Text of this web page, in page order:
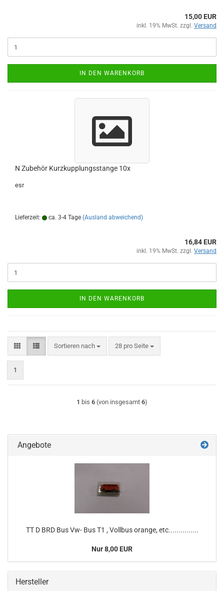
15,00 EUR
inkl. 19% MwSt. zzgl. Versand
IN DEN WARENKORB
N Zubehör Kurzkupplungsstange 10x
esr
Lieferzeit: ca. 3-4 Tage (Ausland abweichend)
16,84 EUR
inkl. 19% MwSt. zzgl. Versand
IN DEN WARENKORB
Sortieren nach
Sortieren nach 28 pro Seite
pro Seite
1
1 bis 6 (von insgesamt 6)
Angebote
TT D BRD Bus Vw- Bus T1 , Vollbus orange, etc...............
Nur 8,00 EUR
Hersteller